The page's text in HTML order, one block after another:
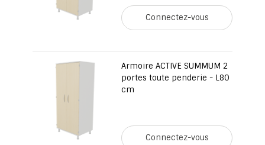
Connectez-vous
Armoire ACTIVE SUMMUM 2
portes toute penderie - L80
cm
Connectez-vous